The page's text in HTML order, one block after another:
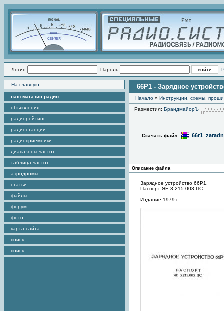
Логин Пароль
На главную
наш магазин радио
объявления
радиорейтинг
радиостанции
радиоприемники
диапазоны частот
таблица частот
аэродромы
статьи
файлы
форум
фото
карта сайта
поиск
поиск
66Р1 - Зарядное
Начало » Инструкции, схемы,
Разместил: БрандмайорЪ
Скачать файл:
Описание файла
Зарядное устройство 66Р1.
Паспорт ЯЕ 3.215.003 ПС
Издание 1979 г.